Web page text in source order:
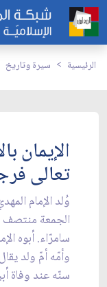
الرئيسية سيرة وتاريخ
الإيمان
تعالى
وُلد الإمام
سامرّاء. أبوه
وأمّه أمّ ولد
سنّه عند وفاة